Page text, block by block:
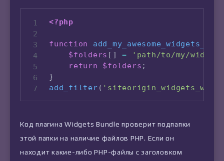
<?php
function
$folders [ ] =
'path/to/my/
return
$folders ;
}
add_filter (
Код плагина Widgets Bundle проверит подпапки
этой папки на наличие файлов PHP. Если он
находит какие-либо PHP-файлы с заголовком